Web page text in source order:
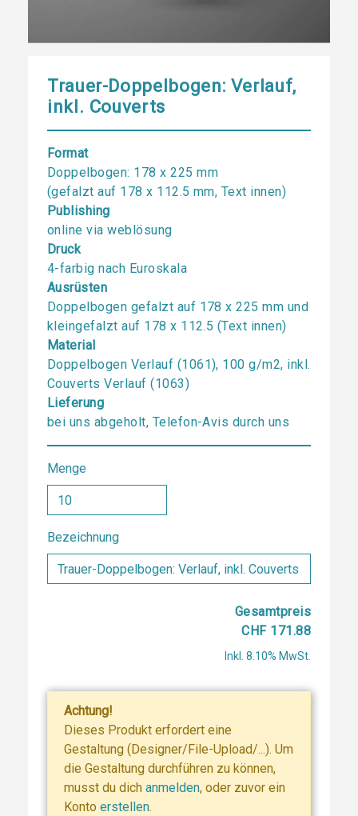
Trauer-Doppelbogen: Verlauf,
inkl. Couverts
Format
Doppelbogen: 178 x 225 mm
(gefalzt auf 178 x 112.5 mm, Text innen)
Publishing
online via weblösung
Druck
4-farbig nach Euroskala
Ausrüsten
Doppelbogen gefalzt auf 178 x 225 mm und
kleingefalzt auf 178 x 112.5 (Text innen)
Material
Doppelbogen Verlauf (1061), 100 g/m2, inkl.
Couverts Verlauf (1063)
Lieferung
bei uns abgeholt, Telefon-Avis durch uns
Menge
Bezeichnung
Gesamtpreis
CHF 171.88
Inkl. 8.10% MwSt.
Achtung!
Dieses Produkt erfordert eine
Gestaltung (Designer/File-Upload/...). Um
die Gestaltung durchführen zu können,
musst du dich anmelden, oder zuvor ein
Konto erstellen.